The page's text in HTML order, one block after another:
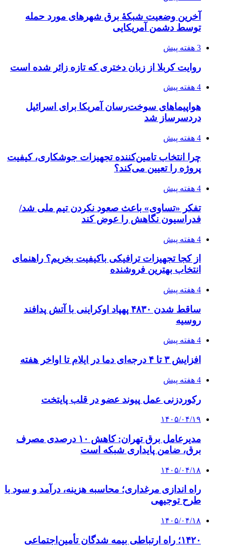
آخرین وضعیت شبکۀ برق شهرهای مورد حمله
توسط دشمن آمریکایی
3 هفته پیش
روایت کربلا از زبان دختری که تازه زائر شده است
4 هفته پیش
هواپیماهای سوخت‌رسان آمریکا برای اسرائیل
دردسرساز شد
4 هفته پیش
چرا انتخاب تامین‌کننده تجهیزات جوشکاری، کیفیت
پروژه را تعیین می‌کند؟
4 هفته پیش
تفکر «تساوی» باعث صعود نکردن تیم ملی شد/
فدراسیون نگاهش را عوض کند
4 هفته پیش
از کجا تجهیزات ترافیکی باکیفیت بخریم؟ راهنمای
انتخاب بهترین فروشنده
4 هفته پیش
ساقط شدن ۴۸۳۰ پهپاد اوکراینی با آتش پدافند
روسیه
4 هفته پیش
افزایش ۳ تا ۴ درجه‌ای دما در ایلام تا اواخر هفته
4 هفته پیش
رکوردزنی عمل پیوند عضو در قلب پایتخت
۱۴۰۵/۰۴/۱۹
مدیرعامل برق تهران: کاهش ۱۰ درصدی مصرف
برق، ضامن پایداری شبکه است
۱۴۰۵/۰۴/۱۸
راه اندازی مرغداری؛ محاسبه هزینه، درآمد و سود با
طرح توجیهی
۱۴۰۵/۰۴/۱۸
۱۴۲۰؛ راه ارتباطی بیمه شدگان تأمین‌اجتماعی